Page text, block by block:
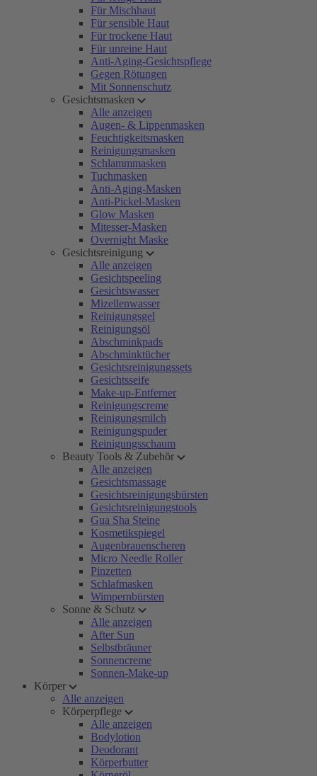
Für Mischhaut
Für sensible Haut
Für trockene Haut
Für unreine Haut
Anti-Aging-Gesichtspflege
Gegen Rötungen
Mit Sonnenschutz
Gesichtsmasken
Alle anzeigen
Augen- & Lippenmasken
Feuchtigkeitsmasken
Reinigungsmasken
Schlammmasken
Tuchmasken
Anti-Aging-Masken
Anti-Pickel-Masken
Glow Masken
Mitesser-Masken
Overnight Maske
Gesichtsreinigung
Alle anzeigen
Gesichtspeeling
Gesichtswasser
Mizellenwasser
Reinigungsgel
Reinigungsöl
Abschminkpads
Abschminktücher
Gesichtsreinigungssets
Gesichtsseife
Make-up-Entferner
Reinigungscreme
Reinigungsmilch
Reinigungspuder
Reinigungsschaum
Beauty Tools & Zubehör
Alle anzeigen
Gesichtsmassage
Gesichtsreinigungsbürsten
Gesichtsreinigungstools
Gua Sha Steine
Kosmetikspiegel
Augenbrauenscheren
Micro Needle Roller
Pinzetten
Schlafmasken
Wimpernbürsten
Sonne & Schutz
Alle anzeigen
After Sun
Selbstbräuner
Sonnencreme
Sonnen-Make-up
Körper
Alle anzeigen
Körperpflege
Alle anzeigen
Bodylotion
Deodorant
Körperbutter